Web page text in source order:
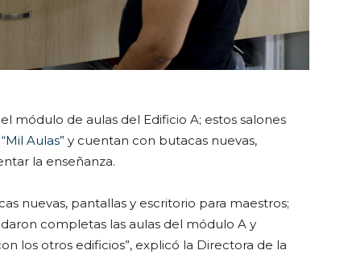
módulo de aulas del Edificio A; estos salones
“Mil Aulas” y cuentan con butacas nuevas,
la enseñanza.
nuevas, pantallas y escritorio para maestros;
completas las aulas del módulo A y
los otros edificios”, explicó la Directora de la